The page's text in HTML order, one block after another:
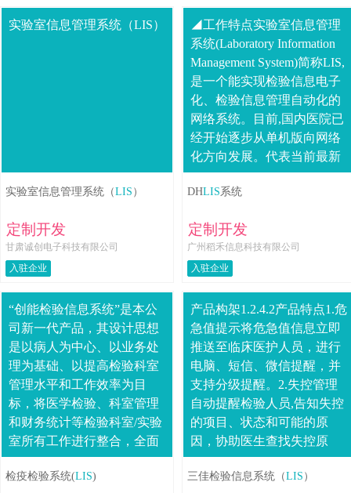
实验室信息管理系统（LIS）
实验室信息管理系统（LIS ）
定制开发
甘肃诚创电子科技有限公司
入驻企业
◢工作特点实验室信息管理
系统(Laboratory Information
Management System)简称LIS,
是一个能实现检验信息电子
化、检验信息管理自动化的
网络系统。目前,国内医院已
经开始逐步从单机版向网络
化方向发展。代表当前最新
技术的检验信息....
DHLIS系统
定制开发
广州稻禾信息科技有限公司
入驻企业
“创能检验信息系统”是本公
司新一代产品，其设计思想
是以病人为中心、以业务处
理为基础、以提高检验科室
管理水平和工作效率为目
标，将医学检验、科室管理
和财务统计等检验科室/实验
室所有工作进行整合，全面
改善检验科室/实验室的工作
现状。创能LIS把检验、检
检疫检验系统(LIS)
产品构架1.2.4.2产品特点1.危
急值提示将危急值信息立即
推送至临床医护人员，进行
电脑、短信、微信提醒，并
支持分级提醒。2.失控管理
自动提醒检验人员,告知失控
的项目、状态和可能的原
因，协助医生查找失控原
因。3.微生物管理支持细菌
库、分类、分组、对照管
三佳检验信息系统（LIS ）